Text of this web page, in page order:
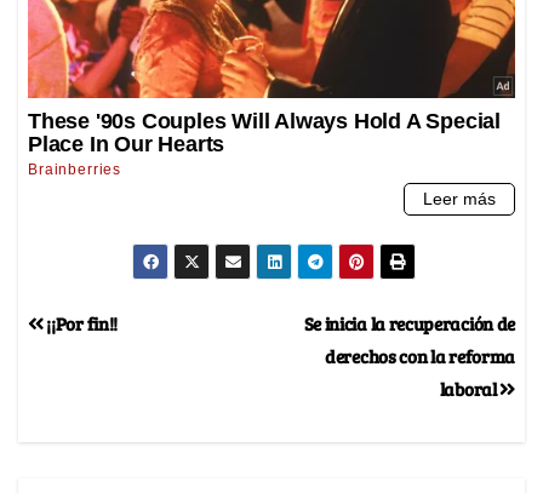
Se inicia la recuperación de
derechos con la reforma
laboral
¡¡Por fin!!